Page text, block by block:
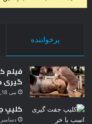
پرخواننده
فیلم
گیری
می 18, 2019
کلیپ
دسامبر 24, 2018